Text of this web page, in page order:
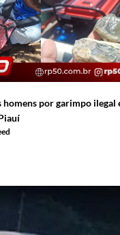
por garimpo ilegal